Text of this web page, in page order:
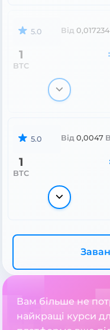
5.0 Від
1
BTC
5.0 Від 0,0047
1
BTC
Вам більше не
найкращі курси